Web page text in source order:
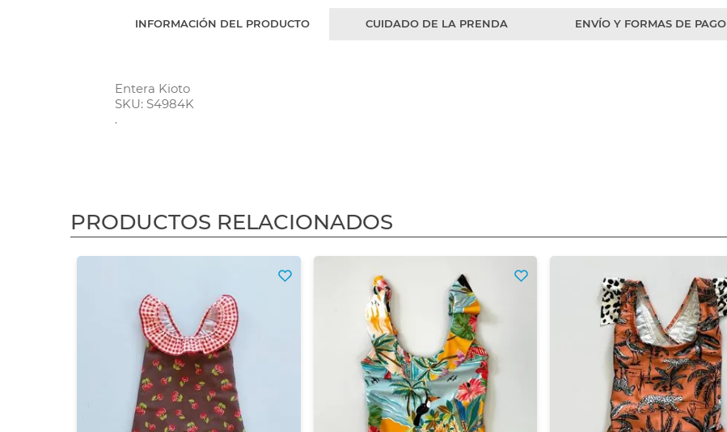
INFORMACIÓN DEL PRODUCTO CUIDADO DE LA PRENDA ENVÍO Y FORMAS DE PAGO
Entera Kioto
SKU: S4984K
.
PRODUCTOS RELACIONADOS